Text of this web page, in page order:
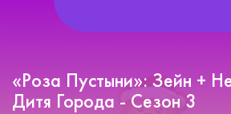
«Роза Пустыни»: Зейн +
Дитя Города - Сезон 3